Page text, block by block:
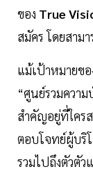
ของ True
สมัคร โดยสาม
แม้เป้าหมายขอ
“ศูนย์รวมควา
สำคัญอยู่ที่ใคร
ตอบโจทย์ผู้บริ
รวมไปถึงตัวตั